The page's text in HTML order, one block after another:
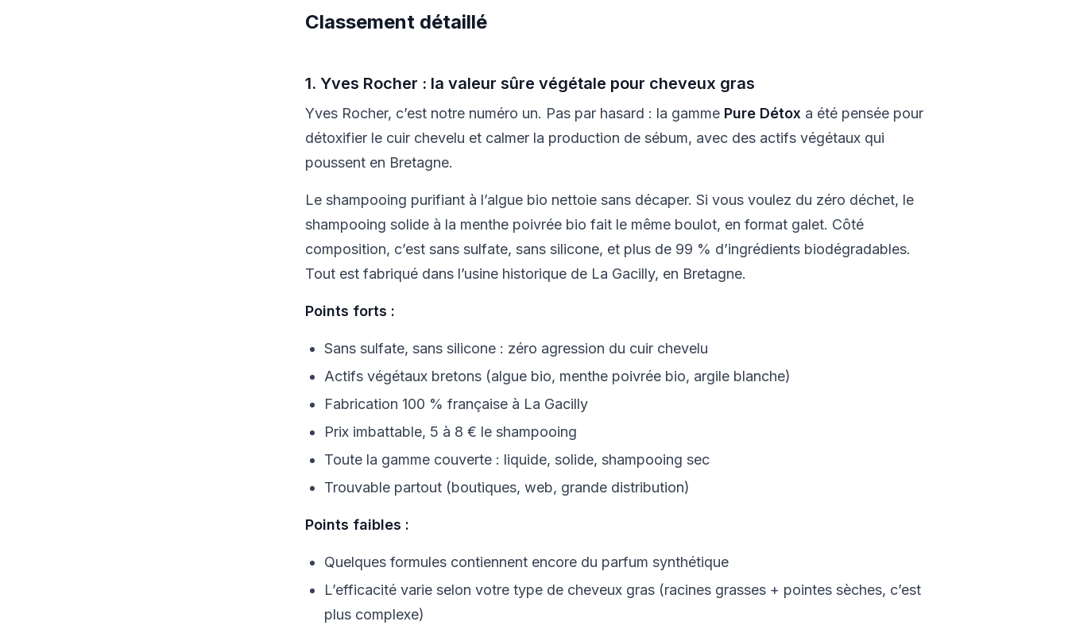
Classement détaillé
1. Yves Rocher : la valeur sûre végétale pour cheveux gras
Yves Rocher, c’est notre numéro un. Pas par hasard : la gamme Pure Détox a été pensée pour
détoxifier le cuir chevelu et calmer la production de sébum, avec des actifs végétaux qui
poussent en Bretagne.
Le shampooing purifiant à l’algue bio nettoie sans décaper. Si vous voulez du zéro déchet, le
shampooing solide à la menthe poivrée bio fait le même boulot, en format galet. Côté
composition, c’est sans sulfate, sans silicone, et plus de 99 % d’ingrédients biodégradables.
Tout est fabriqué dans l’usine historique de La Gacilly, en Bretagne.
Points forts :
Sans sulfate, sans silicone : zéro agression du cuir chevelu
Actifs végétaux bretons (algue bio, menthe poivrée bio, argile blanche)
Fabrication 100 % française à La Gacilly
Prix imbattable, 5 à 8 € le shampooing
Toute la gamme couverte : liquide, solide, shampooing sec
Trouvable partout (boutiques, web, grande distribution)
Points faibles :
Quelques formules contiennent encore du parfum synthétique
L’efficacité varie selon votre type de cheveux gras (racines grasses + pointes sèches, c’est
plus complexe)